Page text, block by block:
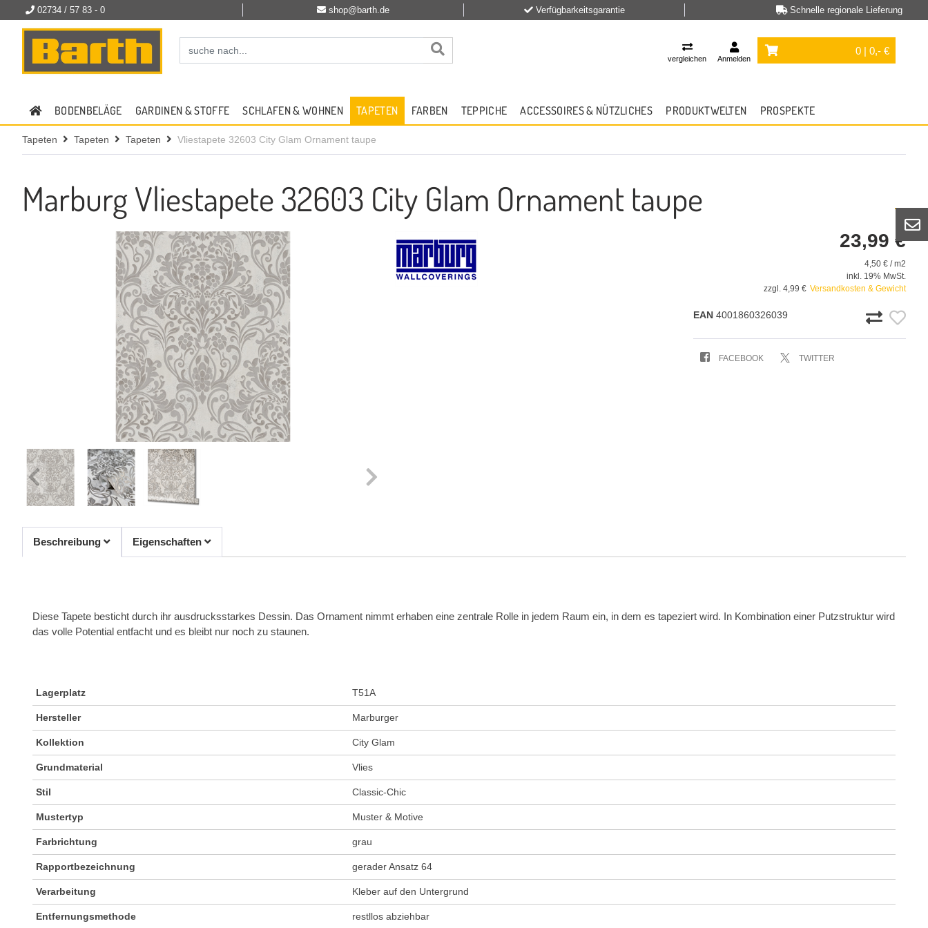
02734 / 57 83 - 0 shop@barth.de Verfügbarkeitsgarantie Schnelle regionale Lieferung
vergleichen Anmelden
0 | 0,- €
BODENBELÄGE GARDINEN & STOFFE SCHLAFEN & WOHNEN TAPETEN FARBEN TEPPICHE ACCESSOIRES & NÜTZLICHES PRODUKTWELTEN PROSPEKTE
Tapeten Tapeten Tapeten Vliestapete 32603 City Glam Ornament taupe
Marburg Vliestapete 32603 City Glam Ornament taupe
23,99 €
4,50 € / m2
inkl. 19% MwSt.
zzgl. 4,99 € Versandkosten & Gewicht
EAN 4001860326039
FACEBOOK TWITTER
Beschreibung Eigenschaften
Diese Tapete besticht durch ihr ausdrucksstarkes Dessin. Das Ornament nimmt erhaben eine zentrale Rolle in jedem Raum ein, in dem es tapeziert wird. In Kombination einer Putzstruktur wird
das volle Potential entfacht und es bleibt nur noch zu staunen.
Lagerplatz T51A
Hersteller Marburger
Kollektion City Glam
Grundmaterial Vlies
Stil Classic-Chic
Mustertyp Muster & Motive
Farbrichtung grau
Rapportbezeichnung gerader Ansatz 64
Verarbeitung Kleber auf den Untergrund
Entfernungsmethode restllos abziehbar